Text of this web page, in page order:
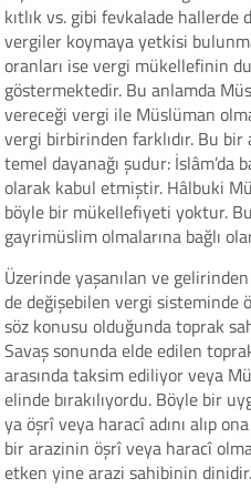
kıtlık vs. gibi fevkalade
vergiler koymaya yetkisi
oranları ise vergi mükellefinin
göstermektedir. Bu anlamda
vereceği vergi ile Müslüman
vergi birbirinden farklıdır. Bu
temel dayanağı şudur: İslâm’da
olarak kabul etmiştir. Hâlbuki
böyle bir mükellefiyeti yoktur.
gayrimüslim olmalarına bağlı
Üzerinde yaşanılan ve
de değişebilen vergi
söz konusu olduğunda toprak
Savaş sonunda elde edilen
arasında taksim ediliyor veya
elinde bırakılıyordu. Böyle bir
ya öşrî veya haracî adını alıp
bir arazinin öşrî veya haracî
etken yine arazi sahibinin dinidir.